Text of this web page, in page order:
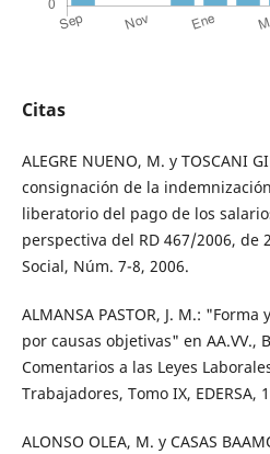
Citas
ALEGRE NUENO, M. y TOSCANI
consignación de la
liberatorio del pago de los
perspectiva del RD 467/2006, de
Social, Núm. 7-8, 2006.
ALMANSA PASTOR, J. M.:
por causas objetivas" en AA.VV.,
Comentarios a las Leyes
Trabajadores, Tomo IX, EDERSA,
ALONSO OLEA, M. y CASAS